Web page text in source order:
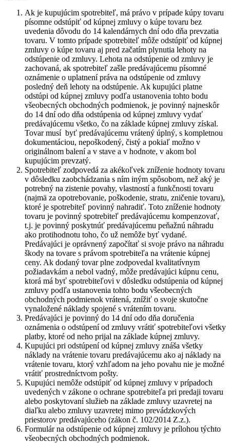
Ak je kupujúcim spotrebiteľ, má právo v prípade kúpy tovaru
písomne odstúpiť od kúpnej zmluvy o kúpe tovaru bez
uvedenia dôvodu do 14 kalendárnych dní odo dňa prevzatia
tovaru. V tomto prípade spotrebiteľ môže odstúpiť od kúpnej
zmluvy o kúpe tovaru aj pred začatím plynutia lehoty na
odstúpenie od zmluvy. Lehota na odstúpenie od zmluvy je
zachovaná, ak spotrebiteľ zašle predávajúcemu písomné
oznámenie o uplatnení práva na odstúpenie od zmluvy
posledný deň lehoty na odstúpenie. Ak kupujúci platne
odstúpi od kúpnej zmluvy podľa ustanovenia tohto bodu
všeobecných obchodných podmienok, je povinný najneskôr
do 14 dní odo dňa odstúpenia od kúpnej zmluvy vydať
predávajúcemu všetko, čo na základe kúpnej zmluvy získal.
Tovar musí byť predávajúcemu vrátený úplný, s kompletnou
dokumentáciou, nepoškodený, čistý a pokiaľ možno v
originálnom balení a v stave a v hodnote, v akom bol
kupujúcim prevzatý.
Spotrebiteľ zodpovedá za akékoľvek zníženie hodnoty tovaru
v dôsledku zaobchádzania s ním iným spôsobom, než aký je
potrebný na zistenie povahy, vlastností a funkčnosti tovaru
(najmä za opotrebovanie, poškodenie, stratu, zničenie tovaru),
ktoré je spotrebiteľ povinný nahradiť. Toto zníženie hodnoty
tovaru je povinný spotrebiteľ predávajúcemu kompenzovať,
t.j. je povinný poskytnúť predávajúcemu peňažnú náhradu
ako protihodnotu toho, čo už nemôže byť vydané.
Predávajúci je oprávnený započítať si svoje právo na náhradu
škody na tovare s právom spotrebiteľa na vrátenie kúpnej
ceny. Ak dodaný tovar plne zodpovedal kvalitatívnym
požiadavkám a nebol vadný, môže predávajúci kúpnu cenu,
ktorá má byť spotrebiteľovi v dôsledku odstúpenia od kúpnej
zmluvy podľa ustanovenia tohto bodu všeobecných
obchodných podmienok vrátená, znížiť o svoje skutočne
vynaložené náklady spojené s vrátením tovaru.
Predávajúci je povinný do 14 dní odo dňa doručenia
oznámenia o odstúpení od zmluvy vrátiť spotrebiteľovi všetky
platby, ktoré od neho prijal na základe kúpnej zmluvy.
Kupujúci pri odstúpení od kúpnej zmluvy znáša všetky
náklady na vrátenie tovaru predávajúcemu ako aj náklady na
vrátenie tovaru, ktorý vzhľadom na jeho povahu nie je možné
vrátiť prostredníctvom pošty.
Kupujúci nemôže odstúpiť od kúpnej zmluvy v prípadoch
uvedených v zákone o ochrane spotrebiteľa pri predaji tovaru
alebo poskytovaní služieb na základe zmluvy uzavretej na
diaľku alebo zmluvy uzavretej mimo prevádzkových
priestorov predávajúceho (zákon č. 102/2014 Z.z.).
Formulár na odstúpenie od kúpnej zmluvy je prílohou týchto
všeobecných obchodných podmienok.